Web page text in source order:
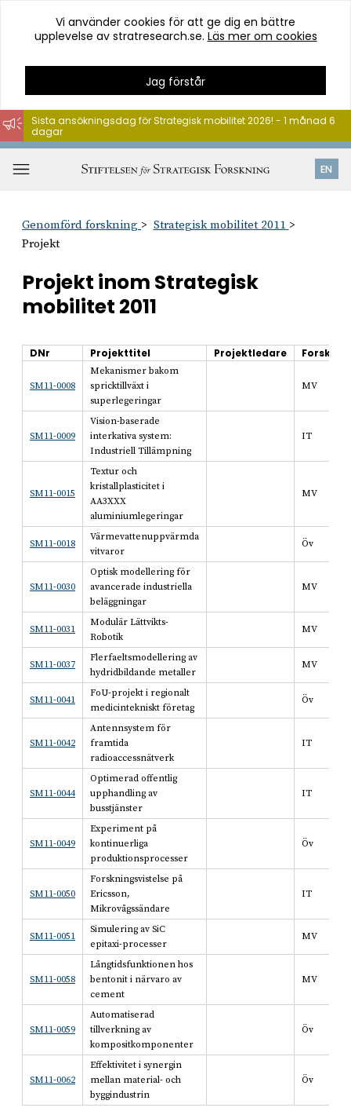
Hoppa
till
innehåll
Vi använder cookies för att ge dig en bättre
upplevelse av stratresearch.se. Läs mer om cookies
Jag förstår
EN
Sista ansökningsdag för Strategisk mobilitet 2026! - 1 månad 6
dagar
Genomförd forskning
Strategisk mobilitet 2011
Projekt
Projekt inom Strategisk
mobilitet 2011
DNr Projekttitel Projektledare
SM11-0008
Mekanismer bakom
spricktillväxt i
superlegeringar
MV
SM11-0009
Vision-baserade
interkativa system:
Industriell Tillämpning
IT
SM11-0015
Textur och
kristallplasticitet i
AA3XXX
aluminiumlegeringar
MV
SM11-0018
Värmevattenuppvärmda
vitvaror
Öv
SM11-0030
Optisk modellering för
avancerade industriella
beläggningar
MV
SM11-0031
Modulär Lättvikts-
Robotik
MV
SM11-0037
Flerfaeltsmodellering av
hydridbildande metaller
MV
SM11-0041
FoU-projekt i regionalt
medicintekniskt företag
Öv
SM11-0042
Antennsystem för
framtida
radioaccessnätverk
IT
SM11-0044
Optimerad offentlig
upphandling av
busstjänster
IT
SM11-0049
Experiment på
kontinuerliga
produktionsprocesser
Öv
SM11-0050
Forskningsvistelse på
Ericsson,
Mikrovågssändare
IT
SM11-0051
Simulering av SiC
epitaxi-processer
MV
SM11-0058
Långtidsfunktionen hos
bentonit i närvaro av
cement
MV
SM11-0059
Automatiserad
tillverkning av
kompositkomponenter
Öv
SM11-0062
Effektivitet i synergin
mellan material- och
byggindustrin
Öv